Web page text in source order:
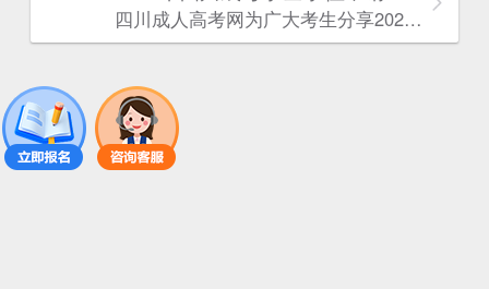
四川成人高考网​为广大考生分享2025年‌‌‌‌四川成考学士学位申请条件。为广大在职人员和社会人士提供学历提升的机会。更多四川成考考试信息，欢迎在线访问四川成人高考网。